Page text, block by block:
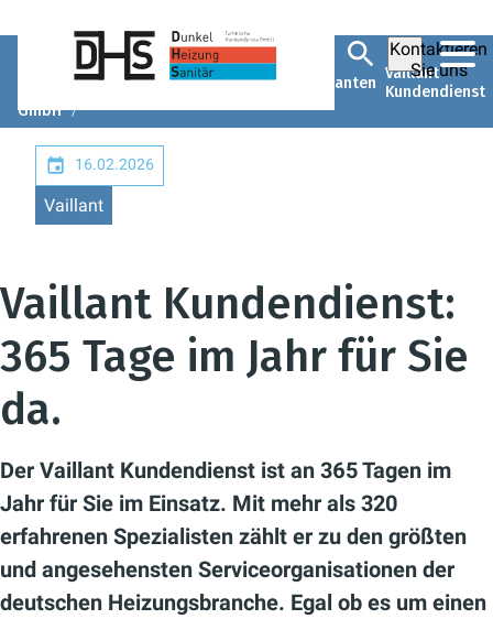
Kontaktieren
Sie uns
Technische
GmbH
Unternehmen
Unsere
Markenlieferanten Vaillant
Kundendienst
16.02.2026
Vaillant
Vaillant Kundendienst:
365 Tage im Jahr für Sie
da.
Der Vaillant Kundendienst ist an 365 Tagen im
Jahr für Sie im Einsatz. Mit mehr als 320
erfahrenen Spezialisten zählt er zu den größten
und angesehensten Serviceorganisationen der
deutschen Heizungsbranche. Egal ob es um einen